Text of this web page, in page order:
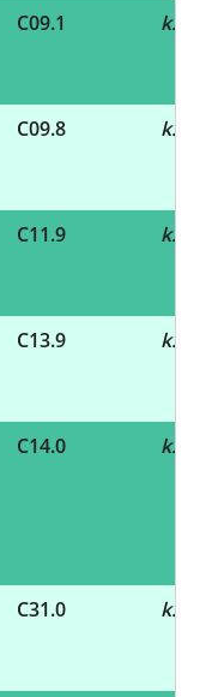
C09.1 k.A.
C09.8 k.A.
C11.9 k.A.
C13.9 k.A.
C14.0 k.A.
C31.0 k.A.